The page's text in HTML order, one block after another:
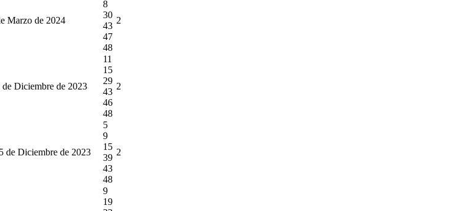
Marzo de 2024
8
30
43
47
48
2
de Diciembre de 2023
11
15
29
43
46
48
2
de Diciembre de 2023
5
9
15
39
43
48
2
9
19